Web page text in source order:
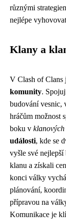
různými
nejlépe
Klany a
V Clash of Clans
komunity.
budování vesnic,
hráčům možnost
boku v
události, kde se
vyšle své
klanu a získali
konci války
plánování,
přípravou na
Komunikace je